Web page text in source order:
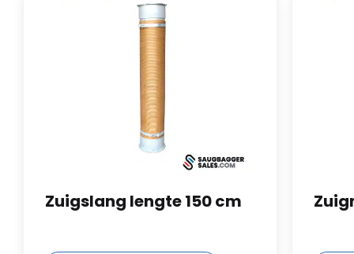
Zuigslang lengte 150 cm